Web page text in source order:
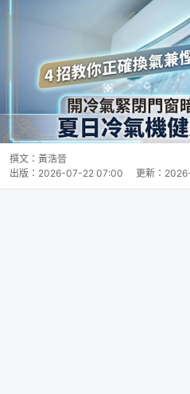
撰文： 黃浩晉
出版： 2026-07-22 07:00 更新：